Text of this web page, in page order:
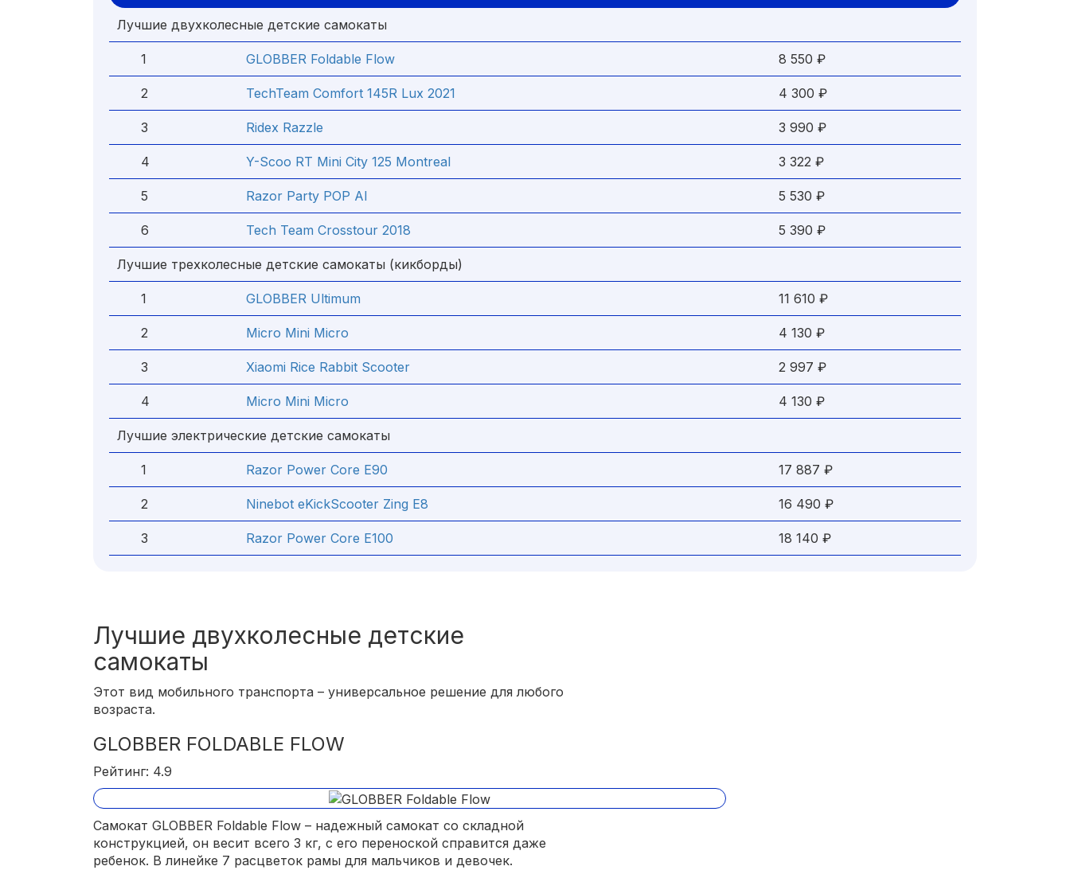
Лучшие двухколесные детские самокаты
1 GLOBBER Foldable Flow 8 550 ₽
2 TechTeam Comfort 145R Lux 2021 4 300 ₽
3 Ridex Razzle 3 990 ₽
4 Y-Scoo RT Mini City 125 Montreal 3 322 ₽
5 Razor Party POP Al 5 530 ₽
6 Tech Team Crosstour 2018 5 390 ₽
Лучшие трехколесные детские самокаты (кикборды)
1 GLOBBER Ultimum 11 610 ₽
2 Micro Mini Micro 4 130 ₽
3 Xiaomi Rice Rabbit Scooter 2 997 ₽
4 Micro Mini Micro 4 130 ₽
Лучшие электрические детские самокаты
1 Razor Power Core E90 17 887 ₽
2 Ninebot eKickScooter Zing E8 16 490 ₽
3 Razor Power Core E100 18 140 ₽
Лучшие двухколесные детские
самокаты
Этот вид мобильного транспорта – универсальное решение для любого
возраста.
GLOBBER FOLDABLE FLOW
Рейтинг: 4.9
Самокат GLOBBER Foldable Flow – надежный самокат со складной
конструкцией, он весит всего 3 кг, с его переноской справится даже
ребенок. В линейке 7 расцветок рамы для мальчиков и девочек.